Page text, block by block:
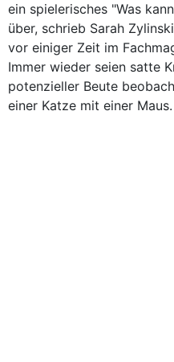
ein spielerisches "Was
über, schrieb Sarah
vor einiger Zeit im
Immer wieder seien satte
potenzieller Beute
einer Katze mit einer Maus.